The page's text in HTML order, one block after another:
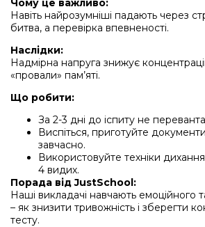
Чому це важливо:
Навіть найрозумніші падають через
битва, а перевірка впевненості.
Наслідки:
Надмірна напруга знижує
«провали» пам’яті.
Що робити:
За 2-3 дні до іспиту не
Виспіться, приготуйте
завчасно.
Використовуйте техніки
4 видих.
Порада від JustSchool:
Наші викладачі навчають
– як знизити тривожність і зберегти
тесту.